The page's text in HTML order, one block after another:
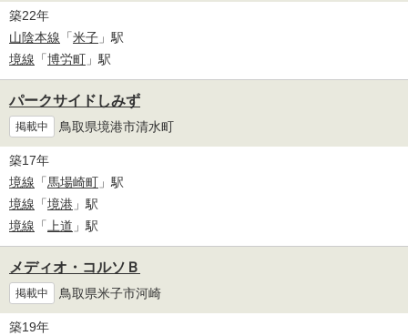
築22年
山陰本線 「米子 」駅
境線 「博労町 」駅
パークサイドしみず
掲載中 鳥取県境港市清水町
築17年
境線 「馬場崎町 」駅
境線 「境港 」駅
境線 「上道 」駅
メディオ・コルソＢ
掲載中 鳥取県米子市河崎
築19年